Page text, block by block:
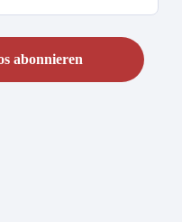
abonnieren